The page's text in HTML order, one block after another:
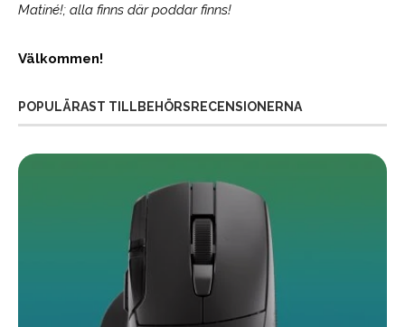
Matiné!; alla finns där poddar finns!
Välkommen!
POPULÄRAST TILLBEHÖRSRECENSIONERNA